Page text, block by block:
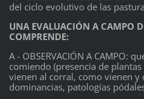
del ciclo evolutivo de las
UNA EVALUACIÓN A CAMPO
COMPRENDE:
A - OBSERVACIÓN A CAMPO:
comiendo (presencia de
vienen al corral, como vienen y
dominancias, patologías